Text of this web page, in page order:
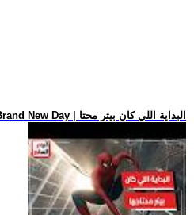
.. فيلم Spider-Man: Brand New Day | البداية اللي كان بيتر محتا